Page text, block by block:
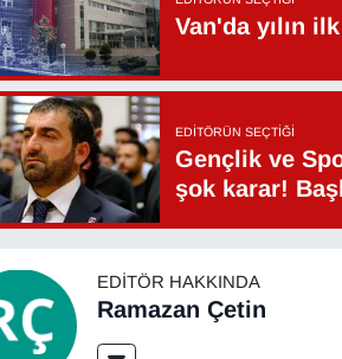
Van'da yılın
EDITÖRÜN SEÇTIĞI
Gençlik ve
şok karar!
EDITÖR HAKKINDA
Ramazan Çetin